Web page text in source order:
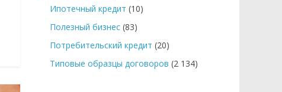
Ипотечный кредит (10)
Полезный бизнес (83)
Потребительский кредит (20)
Типовые образцы договоров (2 134)